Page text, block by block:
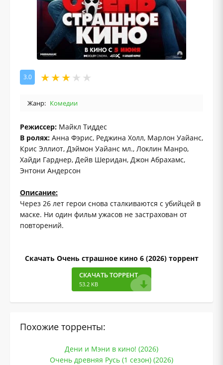
3.0
Жанр: Комедии
Режиссер: Майкл Тиддес
В ролях: Анна Фэрис, Реджина Холл, Марлон Уайанс,
Крис Эллиот, Дэймон Уайанс мл., Локлин Манро,
Хайди Гарднер, Дейв Шеридан, Джон Абрахамс,
Энтони Андерсон
Описание:
Через 26 лет герои снова сталкиваются с убийцей в
маске. Ни один фильм ужасов не застрахован от
повторений.
Скачать Очень страшное кино 6 (2026) торрент
СКАЧАТЬ ТОРРЕНТ
53.2 KB
Похожие торренты:
Дени и Мэни в кино! (2026)
Очень древняя Русь (1 сезон) (2026)